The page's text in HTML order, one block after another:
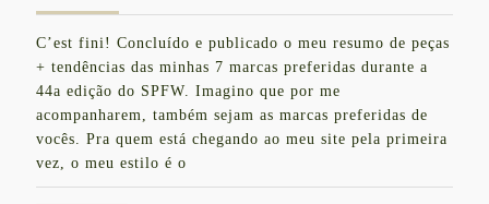
RESUMO
DOS
MEUS
7
DESFILES
PREFERIDOS
de
2017
C’est fini! Concluído e publicado o meu resumo de peças
+ tendências das minhas 7 marcas preferidas durante a
44a edição do SPFW. Imagino que por me
acompanharem, também sejam as marcas preferidas de
vocês. Pra quem está chegando ao meu site pela primeira
vez, o meu estilo é o